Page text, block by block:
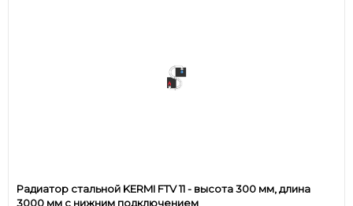
Радиатор стальной KERMI FTV 11 - высота 300 мм, длина
3000 мм с нижним подключением